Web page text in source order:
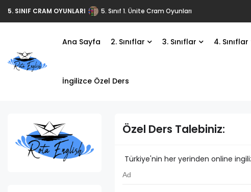
5. SINIF CRAM OYUNLARI 5. Sınıf 1. Ünite Cram Oyunları
Ana Sayfa 2. Sınıflar 3. Sınıflar 4. Sınıflar
İngilizce Özel Ders
Özel Ders Talebiniz:
Türkiye'nin her yerinden online